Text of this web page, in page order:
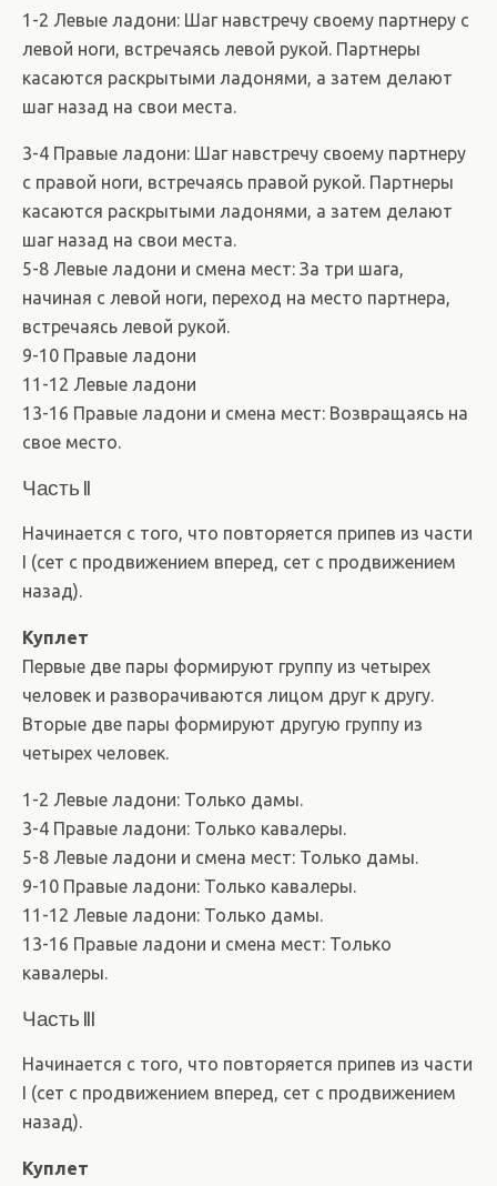
1-2 Левые ладони: Шаг навстречу своему партнеру с
левой ноги, встречаясь левой рукой. Партнеры
касаются раскрытыми ладонями, а затем делают
шаг назад на свои места.
3-4 Правые ладони: Шаг навстречу своему партнеру
с правой ноги, встречаясь правой рукой. Партнеры
касаются раскрытыми ладонями, а затем делают
шаг назад на свои места.
5-8 Левые ладони и смена мест: За три шага,
начиная с левой ноги, переход на место партнера,
встречаясь левой рукой.
9-10 Правые ладони
11-12 Левые ладони
13-16 Правые ладони и смена мест: Возвращаясь на
свое место.
Часть II
Начинается с того, что повторяется припев из части
I (сет с продвижением вперед, сет с продвижением
назад).
Куплет
Первые две пары формируют группу из четырех
человек и разворачиваются лицом друг к другу.
Вторые две пары формируют другую группу из
четырех человек.
1-2 Левые ладони: Только дамы.
3-4 Правые ладони: Только кавалеры.
5-8 Левые ладони и смена мест: Только дамы.
9-10 Правые ладони: Только кавалеры.
11-12 Левые ладони: Только дамы.
13-16 Правые ладони и смена мест: Только
кавалеры.
Часть III
Начинается с того, что повторяется припев из части
I (сет с продвижением вперед, сет с продвижением
назад).
Куплет